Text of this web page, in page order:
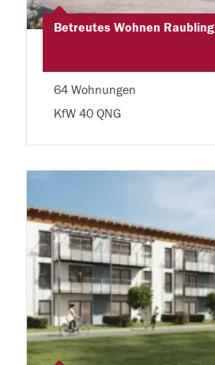
Betreutes Wohnen Raubling
64 Wohnungen
KfW 40 QNG